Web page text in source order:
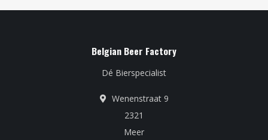
Belgian Beer Factory
Dé Bierspecialist
Wenenstraat 9
2321
Meer